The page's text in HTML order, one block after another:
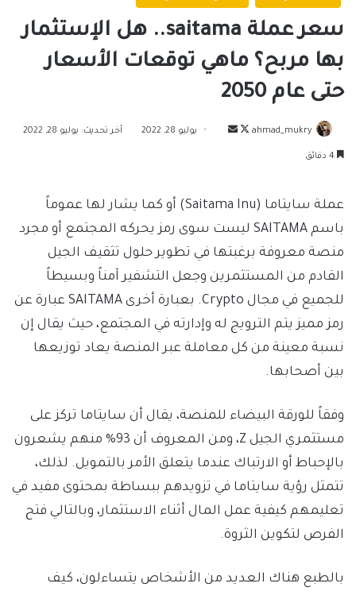
سعر عملة saitama.. هل الإستثمار
بها مربح؟ ماهي توقعات الأسعار
حتى عام 2050
ahmad_mukry
تابعأرسل
يوليو 28, 2022 آخر تحديث: يوليو 28, 2022
عملة سايتاما (Saitama Inu) أو كما يشار لها عموماً
باسم SAITAMA ليست سوى رمز يحركه المجتمع أو مجرد
منصة معروفة برغبتها في تطوير حلول تثقيف الجيل
القادم من المستثمرين وجعل التشفير آمناً وبسيطاً
للجميع في مجال Crypto. بعبارة أخرى SAITAMA عبارة عن
رمز مميز يتم الترويج له وإدارته في المجتمع، حيث يقال إن
نسبة معينة من كل معاملة عبر المنصة يعاد توزيعها
بين أصحابها.
وفقاً للورقة البيضاء للمنصة، يقال أن سايتاما تركز على
مستثمري الجيل Z، ومن المعروف أن 93% منهم يشعرون
بالإحباط أو الارتباك عندما يتعلق الأمر بالتمويل. لذلك،
تتمثل رؤية سايتاما في تزويدهم ببساطة بمحتوى مفيد في
تعليمهم كيفية عمل المال أثناء الاستثمار، وبالتالي فتح
الفرص لتكوين الثروة.
بالطبع هناك العديد من الأشخاص يتساءلون، كيف